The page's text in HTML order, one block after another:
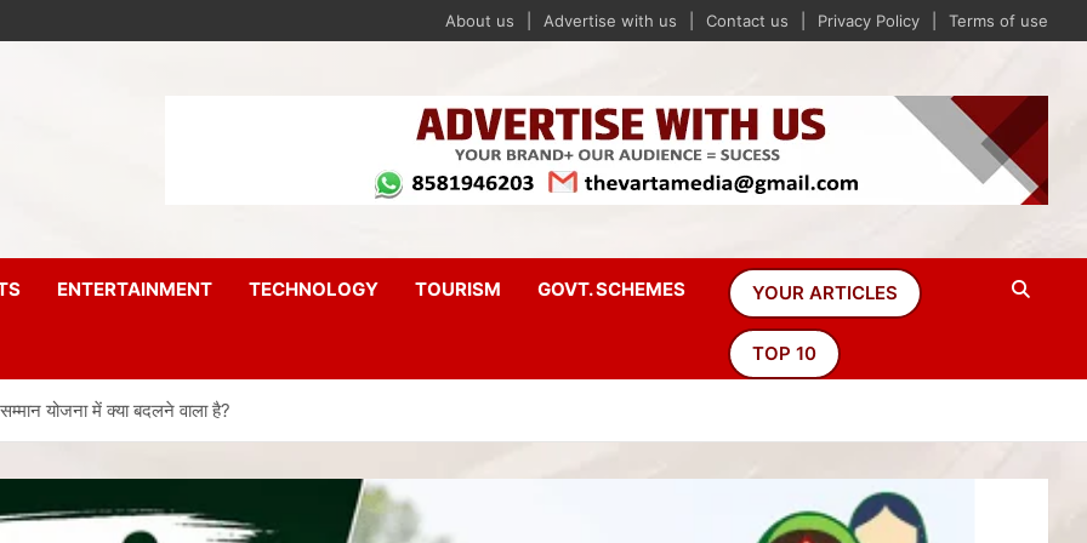
About us Advertise with us Contact us Privacy Policy Terms of use
ENTERTAINMENT TECHNOLOGY TOURISM GOVT. SCHEMES YOUR ARTICLES
TOP 10
योजना में क्या बदलने वाला है?